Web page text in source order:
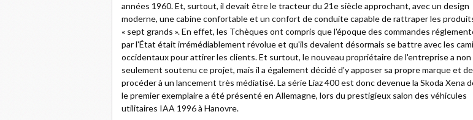
années 1960. Et, surtout, il devait être le tracteur du 21e siècle approchant, avec un design
moderne, une cabine confortable et un confort de conduite capable de rattraper les
« sept grands ». En effet, les Tchèques ont compris que l'époque des commandes
par l'État était irrémédiablement révolue et qu'ils devaient désormais se battre avec les
occidentaux pour attirer les clients. Et surtout, le nouveau propriétaire de l'entreprise a non
seulement soutenu ce projet, mais il a également décidé d'y apposer sa propre marque et de
procéder à un lancement très médiatisé. La série Liaz 400 est donc devenue la Skoda Xena
le premier exemplaire a été présenté en Allemagne, lors du prestigieux salon des véhicules
utilitaires IAA 1996 à Hanovre.